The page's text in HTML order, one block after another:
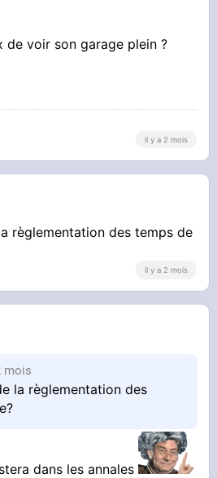
de voir son garage plein ?
il y a 2 mois
règlementation des temps de
il y a 2 mois
mois
la règlementation des
dans les annales